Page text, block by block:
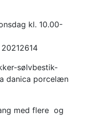
kl. 10.00-
sølvbestik-
danica porcelæn
med flere og